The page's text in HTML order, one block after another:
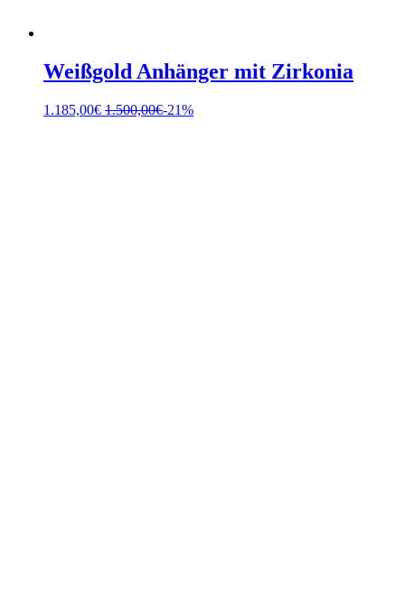
Weißgold Anhänger mit Zirkonia
1.185,00€ 1.500,00€-21%